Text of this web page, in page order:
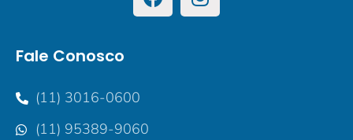
Fale Conosco
(11) 3016-0600
(11) 95389-9060